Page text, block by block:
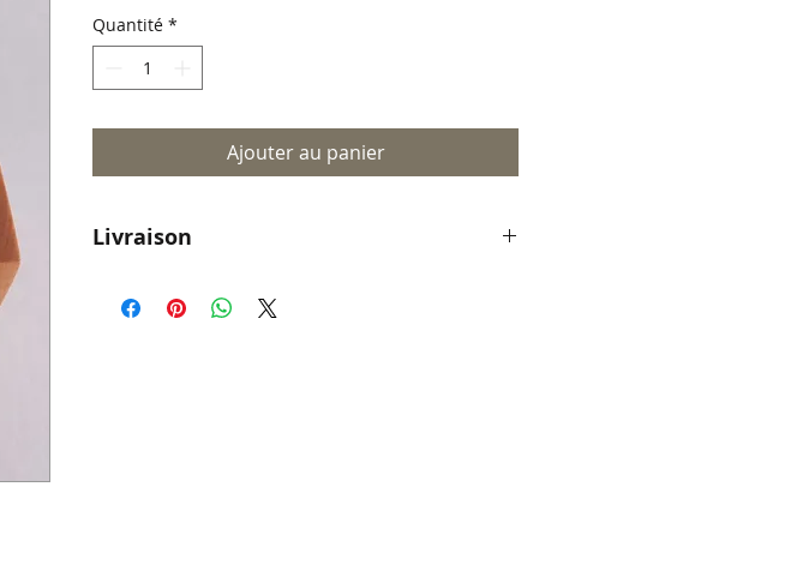
Quantité *
Ajouter au panier
Livraison
pour le reste du monde.